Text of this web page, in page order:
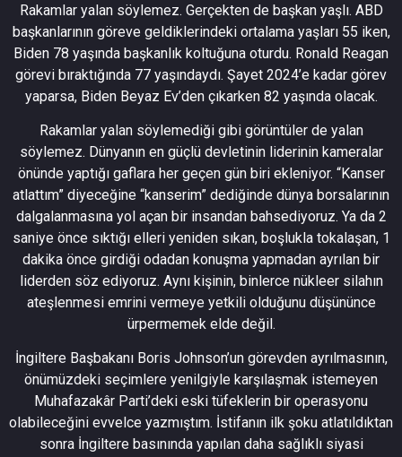
Rakamlar yalan söylemez. Gerçekten de başkan yaşlı. ABD
başkanlarının göreve geldiklerindeki ortalama yaşları 55 iken,
Biden 78 yaşında başkanlık koltuğuna oturdu. Ronald Reagan
görevi bıraktığında 77 yaşındaydı. Şayet 2024’e kadar görev
yaparsa, Biden Beyaz Ev’den çıkarken 82 yaşında olacak.
Rakamlar yalan söylemediği gibi görüntüler de yalan
söylemez. Dünyanın en güçlü devletinin liderinin kameralar
önünde yaptığı gaflara her geçen gün biri ekleniyor. “Kanser
atlattım” diyeceğine “kanserim” dediğinde dünya borsalarının
dalgalanmasına yol açan bir insandan bahsediyoruz. Ya da 2
saniye önce sıktığı elleri yeniden sıkan, boşlukla tokalaşan, 1
dakika önce girdiği odadan konuşma yapmadan ayrılan bir
liderden söz ediyoruz. Aynı kişinin, binlerce nükleer silahın
ateşlenmesi emrini vermeye yetkili olduğunu düşününce
ürpermemek elde değil.
İngiltere Başbakanı Boris Johnson’un görevden ayrılmasının,
önümüzdeki seçimlere yenilgiyle karşılaşmak istemeyen
Muhafazakâr Parti’deki eski tüfeklerin bir operasyonu
olabileceğini evvelce yazmıştım. İstifanın ilk şoku atlatıldıktan
sonra İngiltere basınında yapılan daha sağlıklı siyasi